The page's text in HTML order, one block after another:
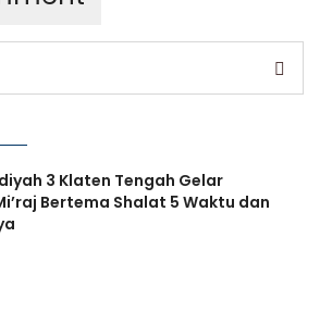
3 Klaten Tengah Gelar
Bertema Shalat 5 Waktu dan